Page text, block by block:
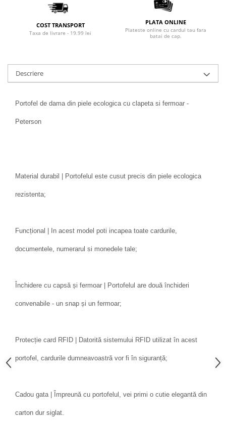
COST TRANSPORT
Taxa de livrare - 19.99 lei
PLATA ONLINE
Plateste online cu cardul tau fara
batai de cap.
Descriere
Portofel de dama din piele ecologica cu clapeta si fermoar -
Peterson
Material durabil | Portofelul este cusut precis din piele ecologica
rezistenta;
Funcțional | In acest model poti incapea toate cardurile,
documentele, numerarul si monedele tale;
Închidere cu capsă și fermoar | Portofelul are două închideri
convenabile - un snap și un fermoar;
Protecție card RFID | Datorită sistemului RFID utilizat în acest
portofel, cardurile dumneavoastră vor fi în siguranță;
Cadou gata | Împreună cu portofelul, vei primi o cutie elegantă din
carton dur siglat.